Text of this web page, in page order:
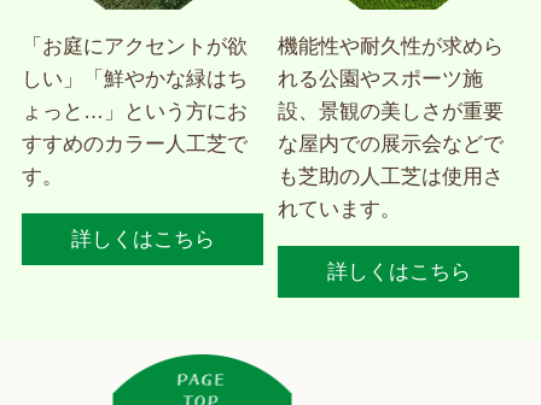
「お庭にアクセントが欲
しい」「鮮やかな緑はち
ょっと…」という方にお
すすめのカラー人工芝で
す。
詳しくはこちら
機能性や耐久性が求めら
れる公園やスポーツ施
設、景観の美しさが重要
な屋内での展示会などで
も芝助の人工芝は使用さ
れています。
詳しくはこちら